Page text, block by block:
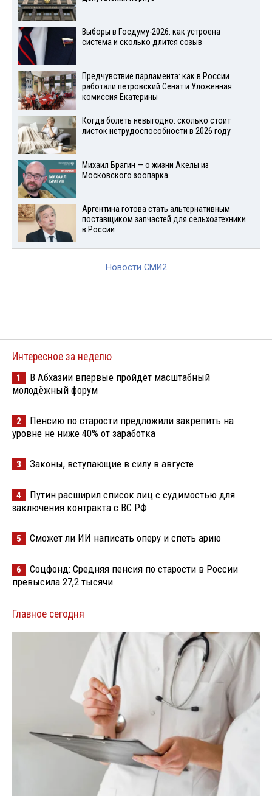
Выборы в Госдуму-2026: как устроена
система и сколько длится созыв
Предчувствие парламента: как в России
работали петровский Сенат и Уложенная
комиссия Екатерины
Когда болеть невыгодно: сколько стоит
листок нетрудоспособности в 2026 году
Михаил Брагин — о жизни Акелы из
Московского зоопарка
Аргентина готова стать альтернативным
поставщиком запчастей для сельхозтехники
в России
Новости СМИ2
Интересное за неделю
1
В Абхазии впервые пройдёт масштабный
молодёжный форум
2
Пенсию по старости предложили закрепить на
уровне не ниже 40% от заработка
3 Законы, вступающие в силу в августе
4
Путин расширил список лиц с судимостью для
заключения контракта с ВС РФ
5 Сможет ли ИИ написать оперу и спеть арию
6
Соцфонд: Средняя пенсия по старости в России
превысила 27,2 тысячи
Главное сегодня